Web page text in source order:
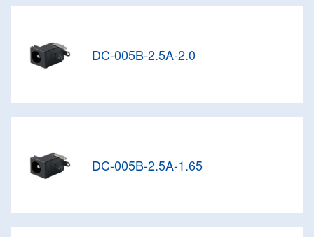
DC-005B-2.5A-2.0
DC-005B-2.5A-1.65